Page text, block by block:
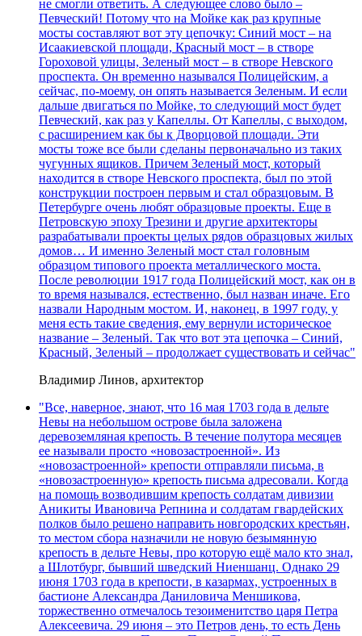
не смогли ответить. А следующее слово было –
Певческий! Потому что на Мойке как раз крупные
мосты составляют вот эту цепочку: Синий мост – на
Исаакиевской площади, Красный мост – в створе
Гороховой улицы, Зеленый мост – в створе Невского
проспекта. Он временно назывался Полицейским, а
сейчас, по-моему, он опять называется Зеленым. И если
дальше двигаться по Мойке, то следующий мост будет
Певческий, как раз у Капеллы. От Капеллы, с выходом,
с расширением как бы к Дворцовой площади. Эти
мосты тоже все были сделаны первоначально из таких
чугунных ящиков. Причем Зеленый мост, который
находится в створе Невского проспекта, был по этой
конструкции построен первым и стал образцовым. В
Петербурге очень любят образцовые проекты. Еще в
Петровскую эпоху Трезини и другие архитекторы
разрабатывали проекты целых рядов образцовых жилых
домов… И именно Зеленый мост стал головным
образцом типового проекта металлического моста.
После революции 1917 года Полицейский мост, как он в
то время назывался, естественно, был назван иначе. Его
назвали Народным мостом. И, наконец, в 1997 году, у
меня есть такие сведения, ему вернули историческое
название – Зеленый. Так что вот эта цепочка – Синий,
Красный, Зеленый – продолжает существовать и сейчас"
Владимир Линов, архитектор
"Все, наверное, знают, что 16 мая 1703 года в дельте
Невы на небольшом острове была заложена
деревоземляная крепость. В течение полутора месяцев
ее называли просто «новозастроенной». Из
«новозастроенной» крепости отправляли письма, в
«новозастроенную» крепость письма адресовали. Когда
на помощь возводившим крепость солдатам дивизии
Аникиты Ивановича Репнина и солдатам гвардейских
полков было решено направить новгородских крестьян,
то местом сбора назначили не новую безымянную
крепость в дельте Невы, про которую ещё мало кто знал,
а Шлотбург, бывший шведский Ниеншанц. Однако 29
июня 1703 года в крепости, в казармах, устроенных в
бастионе Александра Даниловича Меншикова,
торжественно отмечалось тезоименитство царя Петра
Алексеевича. 29 июня – это Петров день, то есть День